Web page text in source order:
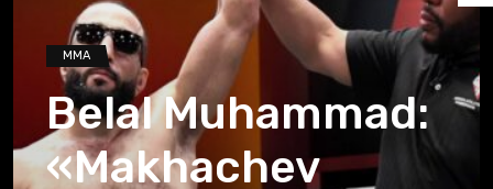
MMA
Belal Muhammad:
«Makhachev